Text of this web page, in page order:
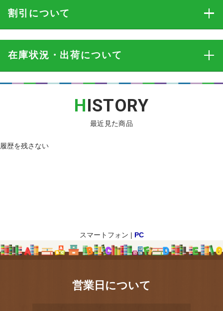
割引 について
在庫状況・出荷について
HISTORY
最近見た商品
履歴を残さない
スマートフォン | PC
営業日について